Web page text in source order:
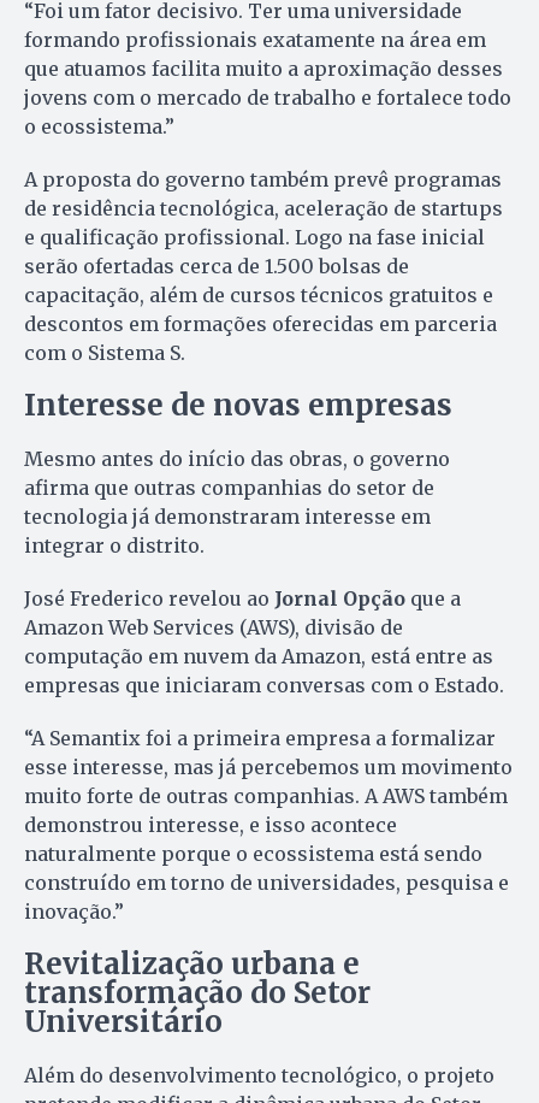
“Foi um fator decisivo. Ter uma universidade
formando profissionais exatamente na área em
que atuamos facilita muito a aproximação desses
jovens com o mercado de trabalho e fortalece todo
o ecossistema.”
A proposta do governo também prevê programas
de residência tecnológica, aceleração de startups
e qualificação profissional. Logo na fase inicial
serão ofertadas cerca de 1.500 bolsas de
capacitação, além de cursos técnicos gratuitos e
descontos em formações oferecidas em parceria
com o Sistema S.
Interesse de novas empresas
Mesmo antes do início das obras, o governo
afirma que outras companhias do setor de
tecnologia já demonstraram interesse em
integrar o distrito.
José Frederico revelou ao Jornal Opção que a
Amazon Web Services (AWS), divisão de
computação em nuvem da Amazon, está entre as
empresas que iniciaram conversas com o Estado.
“A Semantix foi a primeira empresa a formalizar
esse interesse, mas já percebemos um movimento
muito forte de outras companhias. A AWS também
demonstrou interesse, e isso acontece
naturalmente porque o ecossistema está sendo
construído em torno de universidades, pesquisa e
inovação.”
Revitalização urbana e
transformação do Setor
Universitário
Além do desenvolvimento tecnológico, o projeto